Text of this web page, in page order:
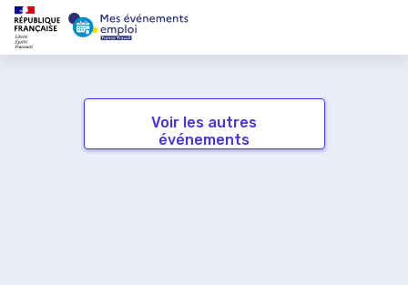
Voir les autres
événements